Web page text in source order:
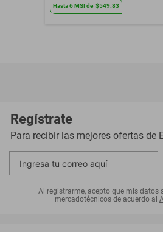
Hasta6MSIde $549.83
Regístrate
Para recibir las mejores ofertas de
Al registrarme, acepto que mis datos
mercadotécnicos de acuerdo al